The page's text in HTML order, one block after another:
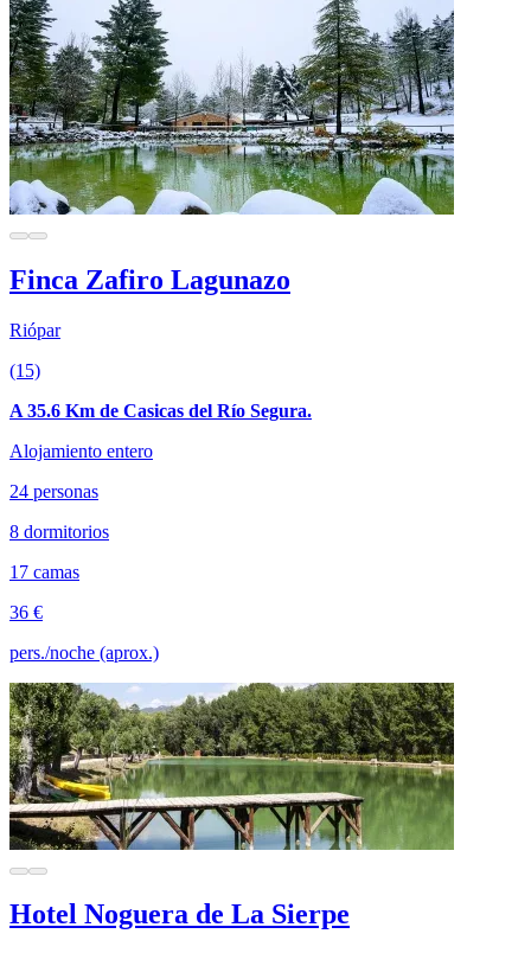
Finca Zafiro Lagunazo
Riópar
(15)
A 35.6 Km de Casicas del Río Segura.
Alojamiento entero
24 personas
8 dormitorios
17 camas
36 €
pers./noche (aprox.)
Hotel Noguera de La Sierpe